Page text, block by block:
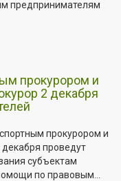
предпринимателям
прокурором и
2 декабря
прокурором и
декабря проведут
субъектам
по правовым...